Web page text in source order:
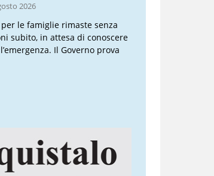
2026
le famiglie rimaste senza
subito, in attesa di conoscere
Il Governo prova